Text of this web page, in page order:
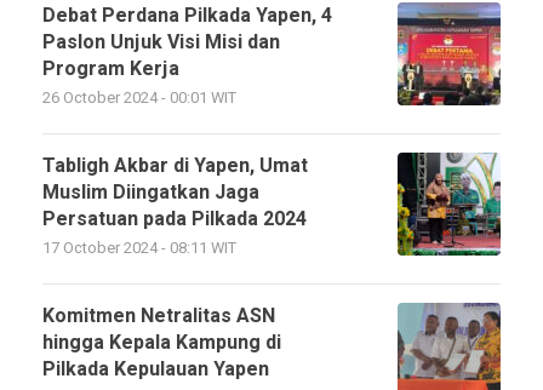
Debat Perdana Pilkada Yapen, 4
Paslon Unjuk Visi Misi dan
Program Kerja
26 October 2024 - 00:01 WIT
Tabligh Akbar di Yapen, Umat
Muslim Diingatkan Jaga
Persatuan pada Pilkada 2024
17 October 2024 - 08:11 WIT
Komitmen Netralitas ASN
hingga Kepala Kampung di
Pilkada Kepulauan Yapen